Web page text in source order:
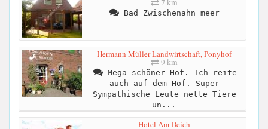
7 km
Bad Zwischenahn meer
Hermann Müller Landwirtschaft, Ponyhof
9 km
Mega schöner Hof. Ich reite
auch auf dem Hof. Super
Sympathische Leute nette Tiere
un...
Hotel Am Deich